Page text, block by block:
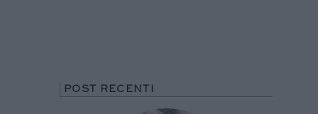
POST RECENTI